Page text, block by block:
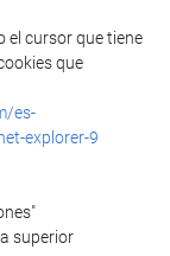
el cursor que tiene
que
es-
explorer-9
superior